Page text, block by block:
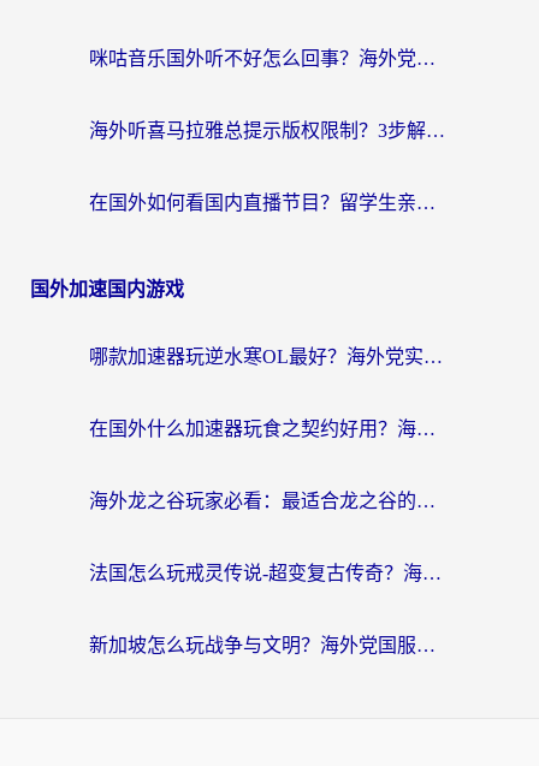
咪咕音乐国外听不好怎么回事？海外党听歌自由的终极解决方案来了
海外听喜马拉雅总提示版权限制？3步解决+2个音乐平台问题全攻略
在国外如何看国内直播节目？留学生亲测有效的追剧加速指南
国外加速国内游戏
哪款加速器玩逆水寒OL最好？海外党实测后的终极选择指南
在国外什么加速器玩食之契约好用？海外党亲测有效的国服游戏加速指南
海外龙之谷玩家必看：最适合龙之谷的加速器，解决延迟卡顿还能畅玩幻书启示录和梦幻西游？
法国怎么玩戒灵传说-超变复古传奇？海外玩家国服游戏加速终极指南
新加坡怎么玩战争与文明？海外党国服游戏加速器终极避坑指南